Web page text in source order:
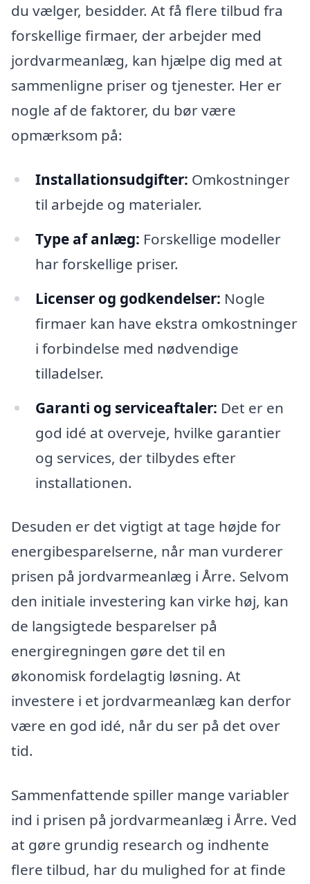
du vælger, besidder. At få flere tilbud fra
forskellige firmaer, der arbejder med
jordvarmeanlæg, kan hjælpe dig med at
sammenligne priser og tjenester. Her er
nogle af de faktorer, du bør være
opmærksom på:
Installationsudgifter: Omkostninger
til arbejde og materialer.
Type af anlæg: Forskellige modeller
har forskellige priser.
Licenser og godkendelser: Nogle
firmaer kan have ekstra omkostninger
i forbindelse med nødvendige
tilladelser.
Garanti og serviceaftaler: Det er en
god idé at overveje, hvilke garantier
og services, der tilbydes efter
installationen.
Desuden er det vigtigt at tage højde for
energibesparelserne, når man vurderer
prisen på jordvarmeanlæg i Årre. Selvom
den initiale investering kan virke høj, kan
de langsigtede besparelser på
energiregningen gøre det til en
økonomisk fordelagtig løsning. At
investere i et jordvarmeanlæg kan derfor
være en god idé, når du ser på det over
tid.
Sammenfattende spiller mange variabler
ind i prisen på jordvarmeanlæg i Årre. Ved
at gøre grundig research og indhente
flere tilbud, har du mulighed for at finde